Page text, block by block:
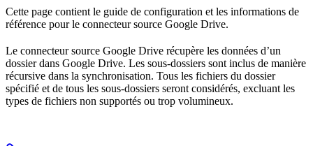
Cette page contient le guide de configuration et les informations de
référence pour le connecteur source Google Drive.
Le connecteur source Google Drive récupère les données d’un
dossier dans Google Drive. Les sous-dossiers sont inclus de manière
récursive dans la synchronisation. Tous les fichiers du dossier
spécifié et de tous les sous-dossiers seront considérés, excluant les
types de fichiers non supportés ou trop volumineux.